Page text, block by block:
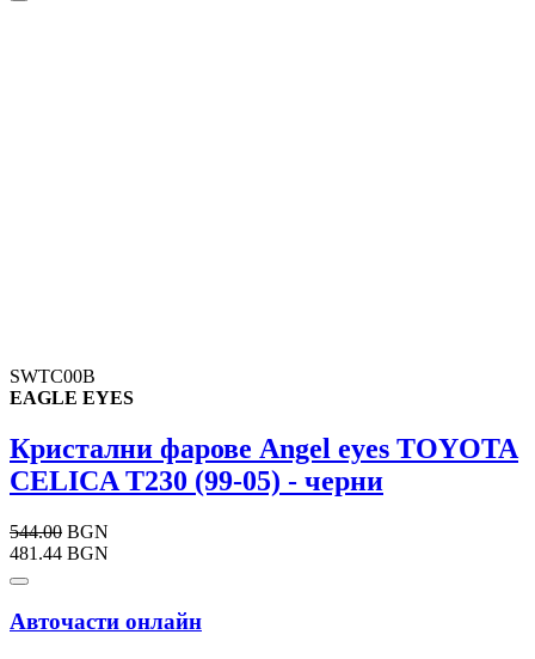
SWTC00B
EAGLE EYES
Кристални фарове Angel eyes TOYOTA
CELICA T230 (99-05) - черни
544.00 BGN
481.44 BGN
Авточасти онлайн